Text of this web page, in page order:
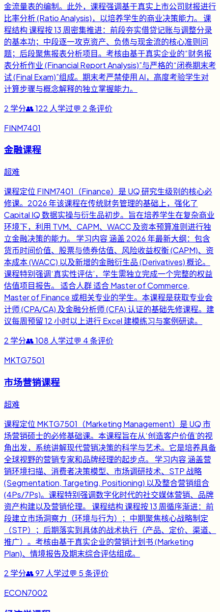
金流量表的编制。此外，课程强调基于真实上市公司财报进行
比率分析 (Ratio Analysis)，以培养学生的商业决策能力。 课
程结构 课程按 13 周密集推进：前段夯实借贷记账与调整分录
的基本功；中段逐一攻克资产、负债与现金流的核心准则问
题；后段聚焦报表分析项目。考核由基于真实企业的“财务报
表分析作业 (Financial Report Analysis)”与严格的“闭卷期末考
试 (Final Exam)”组成。期末考严禁使用 AI，高度考验学生对
计算步骤与概念解释的独立掌握能力。
2 学分👥122 人学过💬 2条评价
FINM7401
金融课程
超难
课程定位 FINM7401（Finance）是 UQ 研究生级别的核心必
修课。2026 年该课程在传统财务管理的基础上，强化了
Capital IQ 数据实操与衍生品初步。旨在培养学生在复杂商业
环境下，利用 TVM、CAPM、WACC 及资本预算准则进行独
立金融决策的能力。 学习内容 涵盖 2026 年最新大纲：包含
货币时间价值、股票与债券估值、风险收益权衡 (CAPM)、资
本成本 (WACC) 以及新增的金融衍生品 (Derivatives) 概论。
课程特别强调‘真实性评估’，学生需独立完成一个完整的权益
估值项目报告。 适合人群 适合 Master of Commerce,
Master of Finance 或相关专业的学生。本课程是获取专业会
计师 (CPA/CA) 及金融分析师 (CFA) 认证的基础先修课程。建
议每周预留 12 小时以上进行 Excel 建模练习与案例研读。
2 学分👥108 人学过💬 4条评价
MKTG7501
市场营销课程
超难
课程定位 MKTG7501（Marketing Management）是 UQ 市
场营销硕士的必修基础课。本课程旨在从‘创造客户价值’的视
角出发，系统讲解现代营销决策的科学与艺术。它是培养具备
全球视野的营销专家和品牌经理的起步点。 学习内容 涵盖营
销环境扫描、消费者决策模型、市场调研技术、STP 战略
(Segmentation, Targeting, Positioning) 以及整合营销组合
(4Ps/7Ps)。课程特别强调数字化时代的社交媒体营销、品牌
资产构建以及营销伦理。 课程结构 课程按 13 周循序渐进：前
段建立市场洞察力（环境与行为）；中期聚焦核心战略制定
（STP）；后期落实到具体的战术执行（产品、定价、渠道、
推广）。考核由基于真实企业的营销计划书 (Marketing
Plan)、情境报告及期末综合评估组成。
2 学分👥97 人学过💬 5条评价
ECON7002